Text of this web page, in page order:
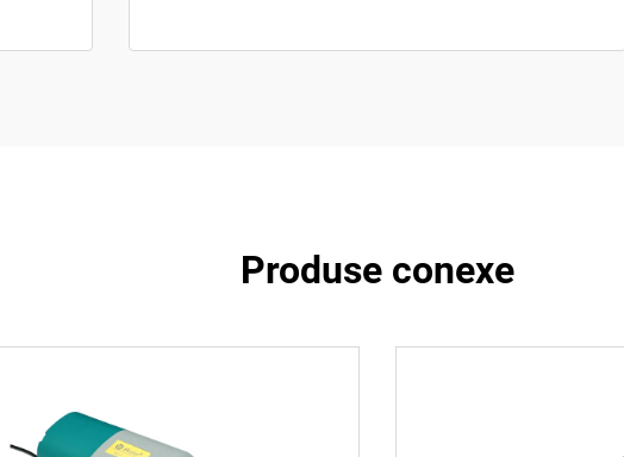
Produse conexe